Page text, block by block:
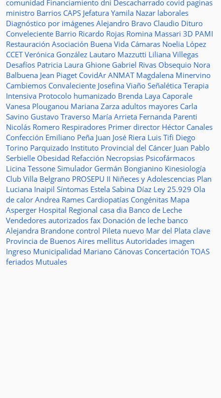
comunidad Financiamiento dni Descacharrado covid paginas
ministro Barrios CAPS Jefatura Yamila Nazar laborales
Diagnóstico por imágenes Alejandro Bravo Claudio Dituro
Conveleciente Barrio Ricardo Rojas Romina Massari 3D PAMI
Restauración Asociación Buena Vida Cámaras Noelia López
CCETVerónica González Lautaro Mazzutti Liliana Villegas
Desafíos Patricia Laura Ghione Gabriel Rivas Obsequio Nora
Balbuena Jean Piaget CovidAr ANMAT Magdalena Minervino
Cambiemos Convaleciente Josefina Viaño Señalética Terapia
Intensiva Protocolo humanizado Brenda Laya Caporale
Vanesa Plouganou Mariana Zarza adultos mayores Carla
Savino Gustavo Traverso María Arrieta Fernanda Parenti
Nicolás Romero Respiradores Primer director Héctor Canales
Confección Emiliano Peña Juan José Riera Luis Tifi Diego
Torino Parquizado Instituto Provincial del Cáncer Juan Pablo
Serbielle Obesidad Refacción Necropsias Psicofármacos
Licina Tessone Simulador Germán Bongianino Kinesiología
Club Villa Belgrano PROSEPU II Niñeces y Adolescencias Plan
Luciana Inaipil Síntomas Estela Sabina Díaz Ley 25.929 Ola
de calor Andrea Rames Cardiopatías Congénitas Mapa
Asperger Hospital Regional casa dia Banco de Leche
Vendedores autorizados fax Donación de leche banco
Alejandra Brandone control Pileta nuevo Mar del Plata clave
Provincia de Buenos Aires mellitus Autoridades imagen
Ingreso Municipalidad Mariano Cánovas Concertación TOAS
feriados Mutuales